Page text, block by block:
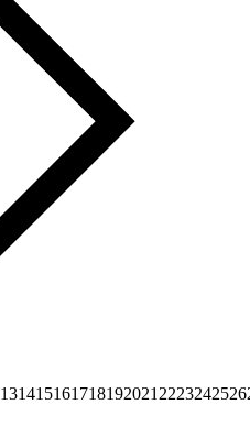
131415161718192021 2223242526